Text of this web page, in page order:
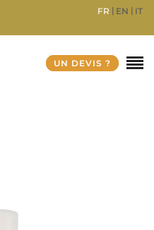
FR EN IT
UN DEVIS ?